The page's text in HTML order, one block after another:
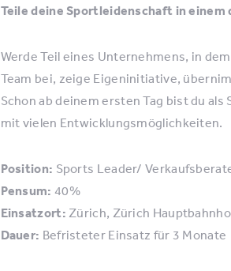
Teile deine Sportleidenschaft in
Werde Teil eines Unternehmens, in
Team bei, zeige Eigeninitiative,
Schon ab deinem ersten Tag bist du
mit vielen Entwicklungsmöglichkeiten.
Position: Sports Leader/
Pensum: 40%
Einsatzort: Zürich, Zürich
Dauer: Befristeter Einsatz für 3 Monate